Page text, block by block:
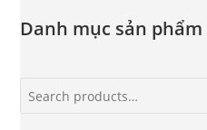
Danh mục sản phẩm